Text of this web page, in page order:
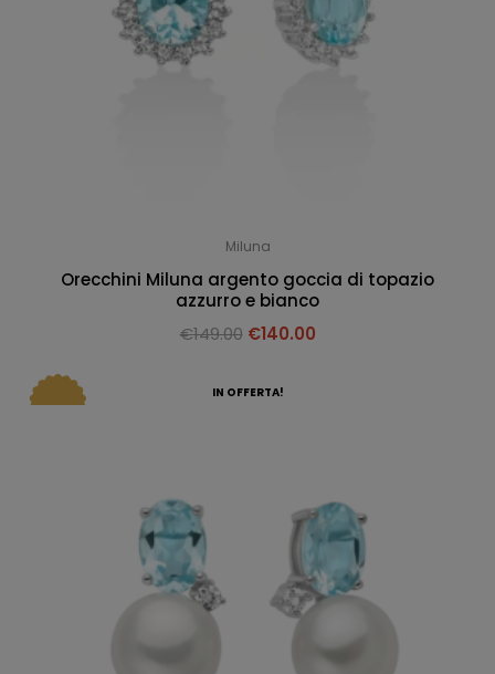
Miluna
Orecchini Miluna argento goccia di topazio
azzurro e bianco
€149.00 €140.00
IN OFFERTA!